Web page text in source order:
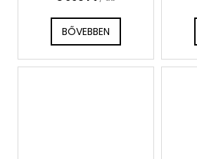
BŐVEBBEN